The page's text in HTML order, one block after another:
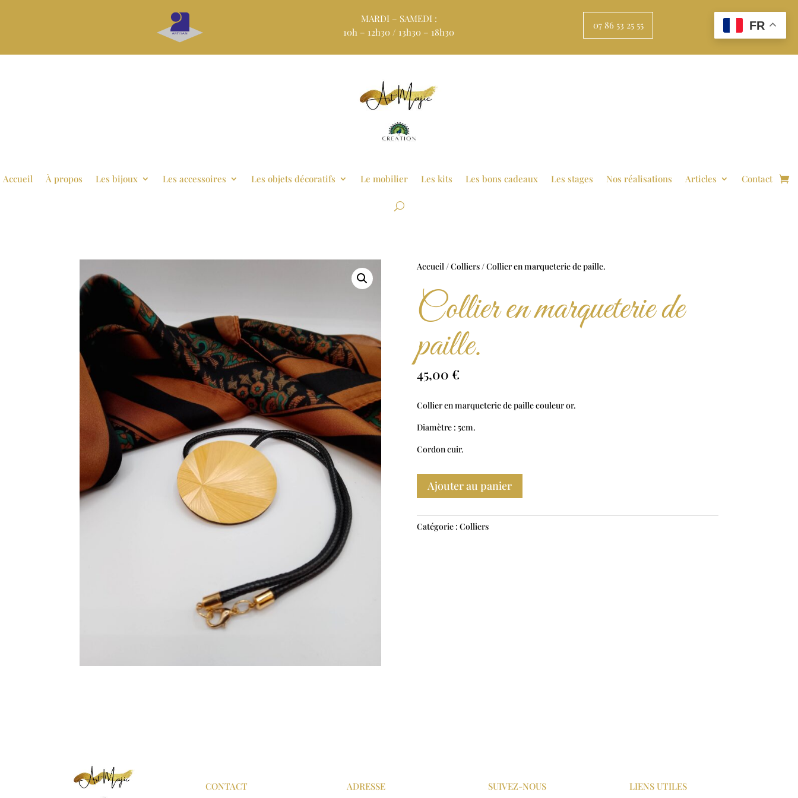
MARDI – SAMEDI :
10h – 12h30 / 13h30 – 18h30
07 86 53 25 55
Accueil À propos Les bijoux Les accessoires Les objets décoratifs Le mobilier Les kits Les bons cadeaux Les stages Nos réalisations Articles Contact
Accueil/Colliers/ Collier en marqueterie de paille.
Collier en marqueterie de
paille.
45,00 €
Collier en marqueterie de paille couleur or.
Diamètre : 5cm.
Cordon cuir.
Ajouter au panier
Catégorie : Colliers
CONTACT ADRESSE SUIVEZ-NOUS LIENS UTILES
FR